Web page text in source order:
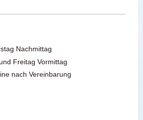
Nachmittag
Freitag Vormittag
nach Vereinbarung